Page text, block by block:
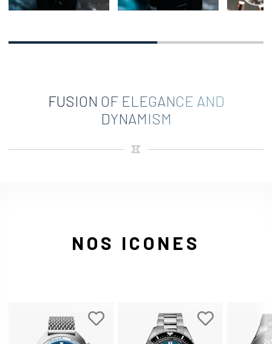
FUSION OF ELEGANCE AND
DYNAMISM
NOS ICONES